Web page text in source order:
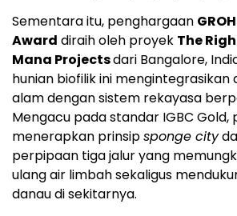
Sementara itu, penghargaan
Award diraih oleh proyek The
Mana Projectsdari Bangalore,
hunian biofilik ini mengintegrasikan
alam dengan sistem rekayasa
Mengacu pada standar IGBC
menerapkan prinsipsponge city
perpipaan tiga jalur yang
ulang air limbah sekaligus
danau di sekitarnya.